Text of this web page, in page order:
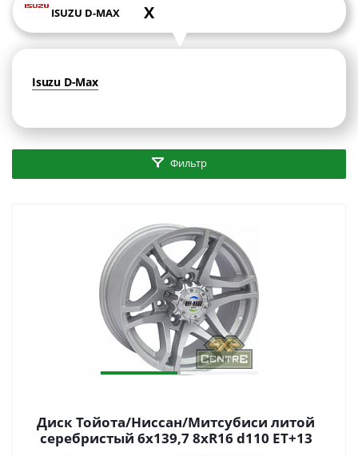
ISUZU D-MAX X
Isuzu D-Max
Фильтр
Диск Тойота/Ниссан/Митсубиси литой
серебристый 6x139,7 8xR16 d110 ET+13